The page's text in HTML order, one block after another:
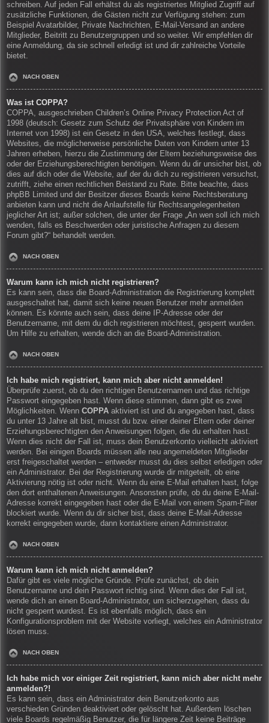
schreiben. Auf jeden Fall erhältst du als registriertes Mitglied Zugriff auf
zusätzliche Funktionen, die Gästen nicht zur Verfügung stehen: zum
Beispiel Avatarbilder, Private Nachrichten, E-Mail-Versand an andere
Mitglieder, Beitritt zu Benutzergruppen und so weiter. Wir empfehlen dir
eine Anmeldung, da sie schnell erledigt ist und dir zahlreiche Vorteile
bietet.
NACH OBEN
Was ist COPPA?
COPPA, ausgeschrieben Children’s Online Privacy Protection Act of
1998 (deutsch: Gesetz zum Schutz der Privatsphäre von Kindern im
Internet von 1998) ist ein Gesetz in den USA, welches festlegt, dass
Websites, die möglicherweise persönliche Daten von Kindern unter 13
Jahren erheben, hierzu die Zustimmung der Eltern beziehungsweise des
oder der Erziehungsberechtigten benötigen. Wenn du dir unsicher bist, ob
dies auf dich oder die Website, auf der du dich zu registrieren versuchst,
zutrifft, ziehe einen rechtlichen Beistand zu Rate. Bitte beachte, dass
phpBB Limited und der Besitzer dieses Boards keine Rechtsberatung
anbieten kann und nicht die Anlaufstelle für Rechtsangelegenheiten
jeglicher Art ist; außer solchen, die unter der Frage „An wen soll ich mich
wenden, falls es Beschwerden oder juristische Anfragen zu diesem
Forum gibt?“ behandelt werden.
NACH OBEN
Warum kann ich mich nicht registrieren?
Es kann sein, dass die Board-Administration die Registrierung komplett
ausgeschaltet hat, damit sich keine neuen Benutzer mehr anmelden
können. Es könnte auch sein, dass deine IP-Adresse oder der
Benutzername, mit dem du dich registrieren möchtest, gesperrt wurden.
Um Hilfe zu erhalten, wende dich an die Board-Administration.
NACH OBEN
Ich habe mich registriert, kann mich aber nicht anmelden!
Überprüfe zuerst, ob du den richtigen Benutzernamen und das richtige
Passwort eingegeben hast. Wenn diese stimmen, dann gibt es zwei
Möglichkeiten. Wenn COPPA aktiviert ist und du angegeben hast, dass
du unter 13 Jahre alt bist, musst du bzw. einer deiner Eltern oder deiner
Erziehungsberechtigten den Anweisungen folgen, die du erhalten hast.
Wenn dies nicht der Fall ist, muss dein Benutzerkonto vielleicht aktiviert
werden. Bei einigen Boards müssen alle neu angemeldeten Mitglieder
erst freigeschaltet werden – entweder musst du dies selbst erledigen oder
ein Administrator. Bei der Registrierung wurde dir mitgeteilt, ob eine
Aktivierung nötig ist oder nicht. Wenn du eine E-Mail erhalten hast, folge
den dort enthaltenen Anweisungen. Ansonsten prüfe, ob du deine E-Mail-
Adresse korrekt eingegeben hast oder die E-Mail von einem Spam-Filter
blockiert wurde. Wenn du dir sicher bist, dass deine E-Mail-Adresse
korrekt eingegeben wurde, dann kontaktiere einen Administrator.
NACH OBEN
Warum kann ich mich nicht anmelden?
Dafür gibt es viele mögliche Gründe. Prüfe zunächst, ob dein
Benutzername und dein Passwort richtig sind. Wenn dies der Fall ist,
wende dich an einen Board-Administrator, um sicherzugehen, dass du
nicht gesperrt wurdest. Es ist ebenfalls möglich, dass ein
Konfigurationsproblem mit der Website vorliegt, welches ein Administrator
lösen muss.
NACH OBEN
Ich habe mich vor einiger Zeit registriert, kann mich aber nicht mehr
anmelden?!
Es kann sein, dass ein Administrator dein Benutzerkonto aus
verschieden Gründen deaktiviert oder gelöscht hat. Außerdem löschen
viele Boards regelmäßig Benutzer, die für längere Zeit keine Beiträge